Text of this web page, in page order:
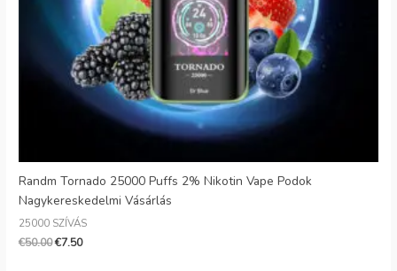
Randm Tornado 25000 Puffs 2% Nikotin Vape Podok
Nagykereskedelmi Vásárlás
25000 SZÍVÁS
€50.00€7.50